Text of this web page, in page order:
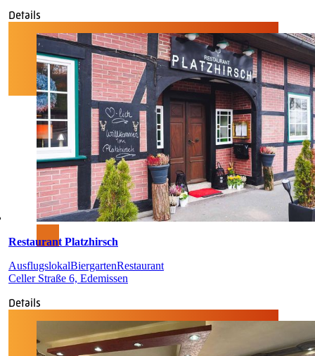
Details
Restaurant Platzhirsch
AusflugslokalBiergartenRestaurant
Celler Straße 6, Edemissen
Details